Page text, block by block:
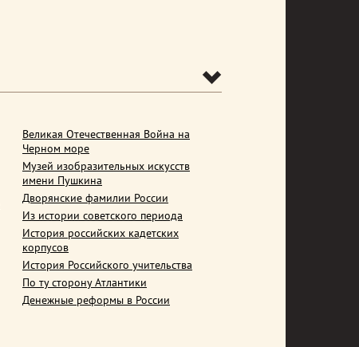
Великая Отечественная Война на
Черном море
Музей изобразительных искусств
имени Пушкина
Дворянские фамилии России
Из истории советского периода
История российских кадетских
корпусов
История Российского учительства
По ту сторону Атлантики
Денежные реформы в России